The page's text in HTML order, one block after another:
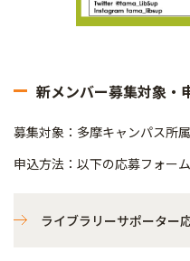
新メンバー募集対象・
募集対象：多摩キャンパス所
申込方法：以下の応募フォー
ライブラリーサポーター